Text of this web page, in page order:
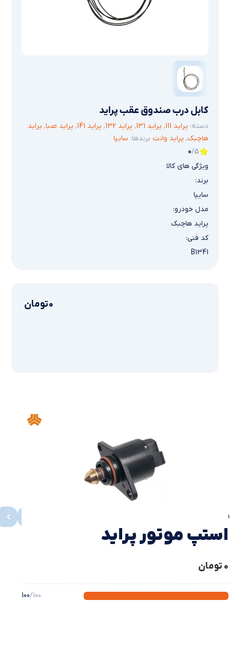
کابل درب صندوق عقب پراید
دسته: پراید 111 , پراید 131 , پراید 132 , پراید 141 , پراید صبا, پراید
هاچبک, پراید وانت برندها: سایپا
0/5
ویژگی های کالا
برند:
سایپا
مدل خودرو:
پراید هاچبک
کد فنی:
B1341
0تومان
محصولات مشابه
استپ موتور پراید
0 تومان
100/100